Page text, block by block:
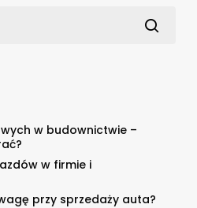
w budownictwie –
w firmie i
przy sprzedaży auta?